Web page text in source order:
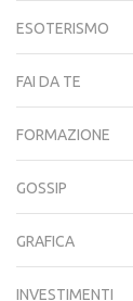
ESOTERISMO
FAI DA TE
FORMAZIONE
GOSSIP
GRAFICA
INVESTIMENTI